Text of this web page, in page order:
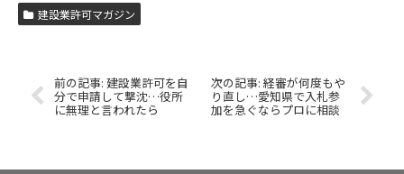
建設業許可マガジン
建設業許可を自
分で申請して撃沈…役所
に無理と言われたら
経審が何度もや
り直し…愛知県で入札参
加を急ぐならプロに相談